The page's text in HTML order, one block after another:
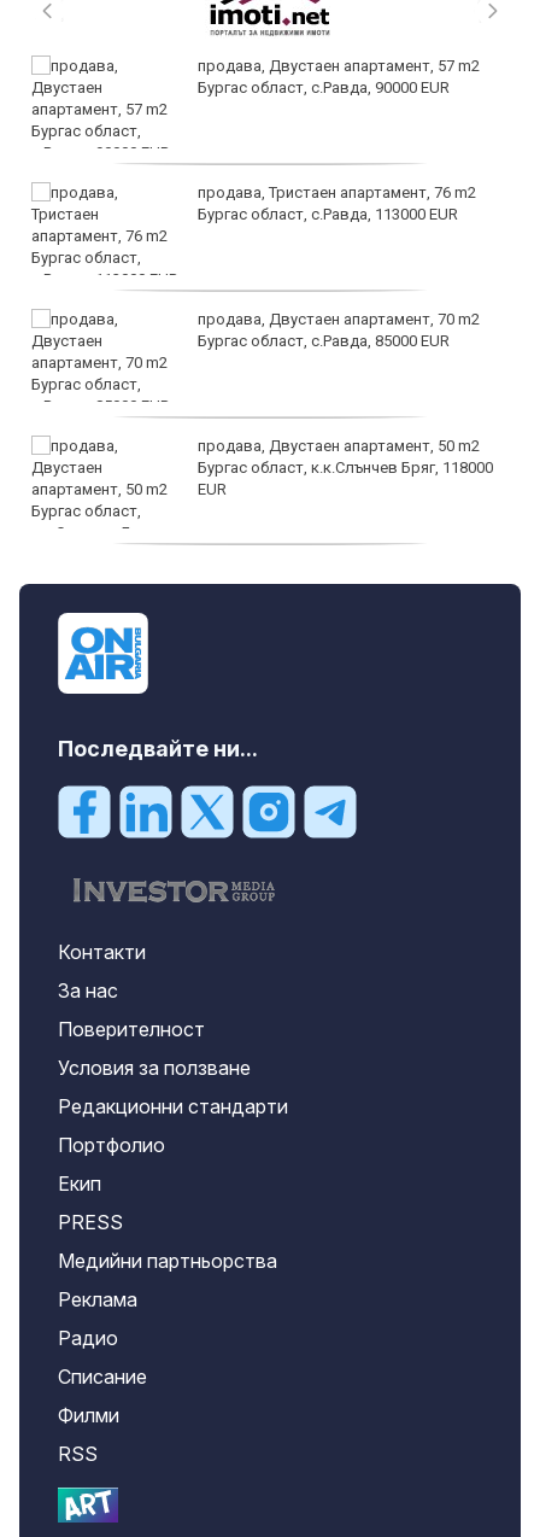
продава, Двустаен апартамент, 57 m2
Бургас област, с.Равда, 90000 EUR
продава, Тристаен апартамент, 76 m2
Бургас област, с.Равда, 113000 EUR
продава, Двустаен апартамент, 70 m2
Бургас област, с.Равда, 85000 EUR
продава, Двустаен апартамент, 50 m2
Бургас област, к.к.Слънчев Бряг, 118000
EUR
Последвайте ни...
Контакти
За нас
Поверителност
Условия за ползване
Редакционни стандарти
Портфолио
Екип
PRESS
Медийни партньорства
Реклама
Радио
Списание
Филми
RSS